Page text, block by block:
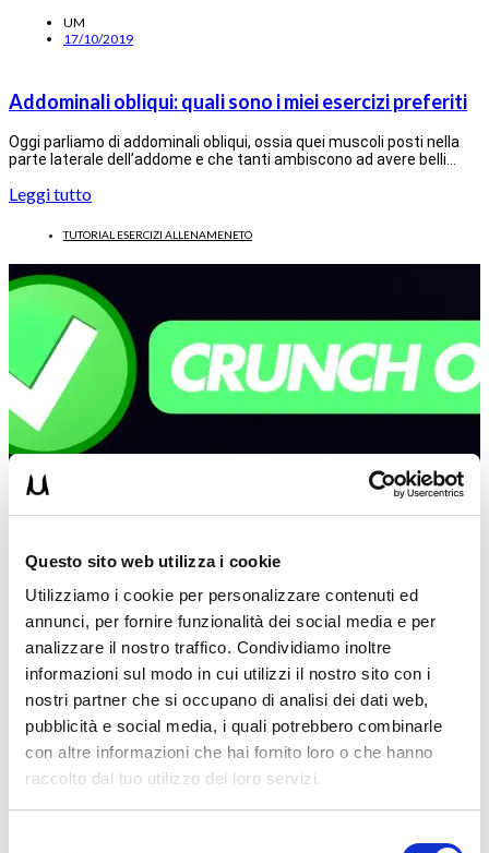
Questo sito web utilizza i cookie
Utilizziamo i cookie per personalizzare contenuti ed
annunci, per fornire funzionalità dei social media e per
analizzare il nostro traffico. Condividiamo inoltre
informazioni sul modo in cui utilizzi il nostro sito con i
nostri partner che si occupano di analisi dei dati web,
pubblicità e social media, i quali potrebbero combinarle
con altre informazioni che hai fornito loro o che hanno
raccolto dal tuo utilizzo dei loro servizi.
UM
17/10/2019
Addominali obliqui: quali sono i miei esercizi preferiti
Oggi parliamo di addominali obliqui, ossia quei muscoli posti nella
parte laterale dell’addome e che tanti ambiscono ad avere belli…
Leggi tutto
TUTORIAL ESERCIZI ALLENAMENETO